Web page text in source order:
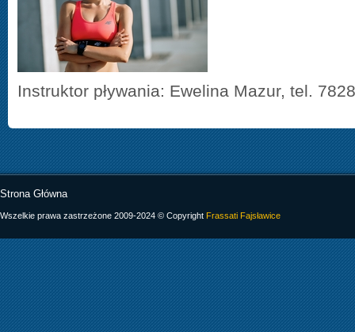
Instruktor pływania: Ewelina Mazur, tel.
Strona Główna
Wszelkie prawa zastrzeżone 2009-2024 © Copyright Frassati Fajsławice